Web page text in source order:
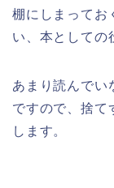
棚にしまってお
い、本としての
あまり読んでい
ですので、捨て
します。